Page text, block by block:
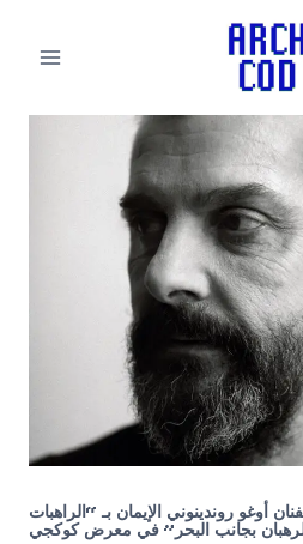
أوغو روندينوني الإيمان بـ “الراهبات
بجانب البحر” في معرض كوكجي